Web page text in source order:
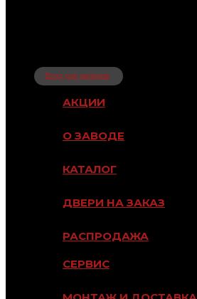
Вход для дилеров
АКЦИИ
О ЗАВОДЕ
КАТАЛОГ
ДВЕРИ НА ЗАКАЗ
РАСПРОДАЖА
СЕРВИС